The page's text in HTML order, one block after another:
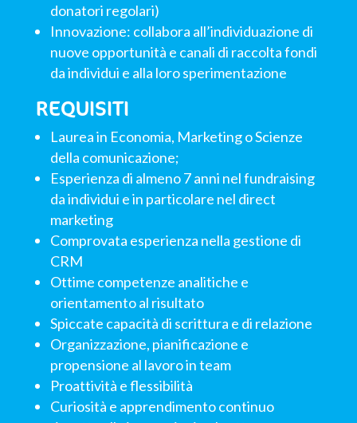
donatori regolari)
Innovazione: collabora all’individuazione di
nuove opportunità e canali di raccolta fondi
da individui e alla loro sperimentazione
REQUISITI
Laurea in Economia, Marketing o Scienze
della comunicazione;
Esperienza di almeno 7 anni nel fundraising
da individui e in particolare nel direct
marketing
Comprovata esperienza nella gestione di
CRM
Ottime competenze analitiche e
orientamento al risultato
Spiccate capacità di scrittura e di relazione
Organizzazione, pianificazione e
propensione al lavoro in team
Proattività e flessibilità
Curiosità e apprendimento continuo